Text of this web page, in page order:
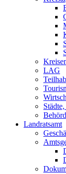
LAG
Landratsamt